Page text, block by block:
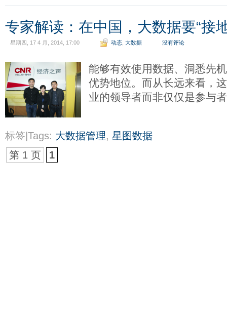
专家解读：在中国，大数据要“接
星期四, 17 4 月, 2014, 17:00 动态 大数据 没有评论
能够有效使用数据、洞悉先
优势地位。而从长远来看，
业的领导者而非仅仅是参与
标签|Tags: 大数据管理, 星图数据
第 1 页
1